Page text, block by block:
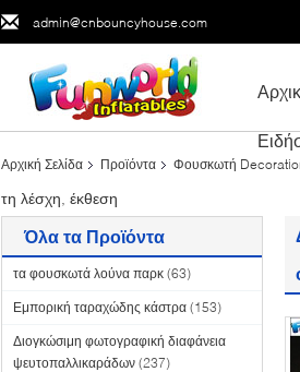
admin@cnbouncyhouse.com
Αρχική Σελίδα Προϊόντα Φουσκωτή
τη λέσχη, έκθεση
Όλα τα Προϊόντα
τα φουσκωτά λούνα παρκ (63)
Εμπορική ταραχώδης κάστρα (153)
Διογκώσιμη φωτογραφική διαφάνεια
ψευτοπαλλικαράδων (237)